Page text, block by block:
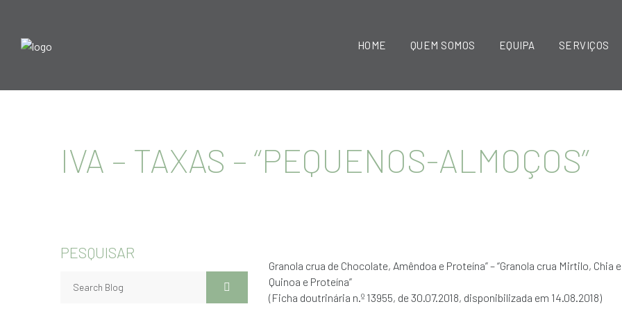
HOME QUEM SOMOS EQUIPA SERVIÇOS
IVA – TAXAS – “PEQUENOS-ALMOÇOS”
Granola crua de Chocolate, Amêndoa e Proteína” – “Granola crua Mirtilo,
Quinoa e Proteína”
(Ficha doutrinária n.º 13955, de 30.07.2018, disponibilizada em 14.08.2018)
PESQUISAR